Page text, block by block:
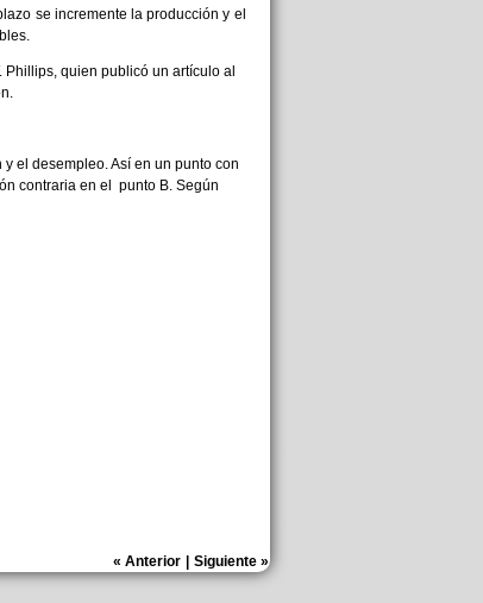
se incremente la producción y el
quien publicó un artículo al
el desempleo. Así en un punto con
contraria en el punto B. Según
« Anterior Siguiente»